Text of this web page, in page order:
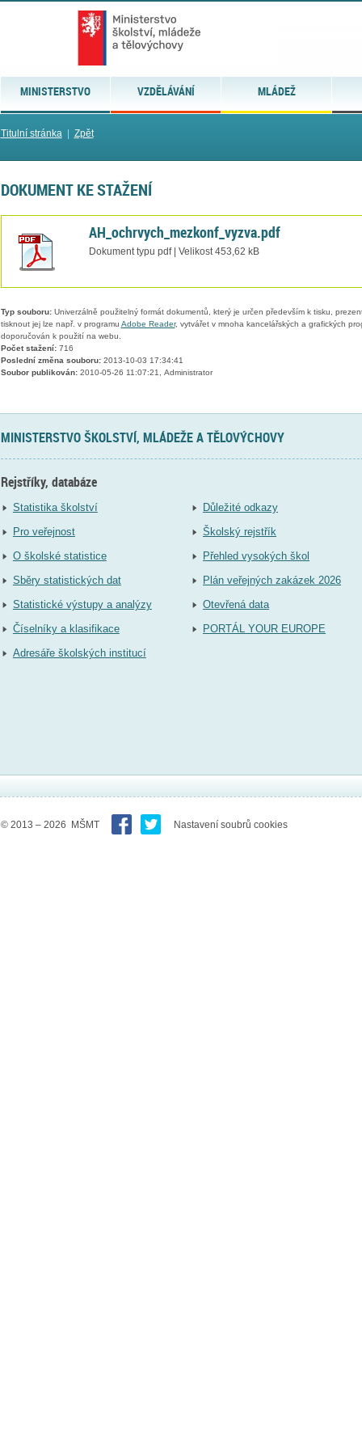
MINISTERSTVO VZDĚLÁVÁNÍ MLÁDEŽ
Titulní stránka| Zpět
DOKUMENT KE STAŽENÍ
AH_ochrvych_mezkonf_vyzva.pdf
Dokument typu pdf | Velikost 453,62 kB
Typ souboru:Univerzálně použitelný formát dokumentů, který je určen především k tisku,
tisknout jej lze např. v programu Adobe Reader, vytvářet v mnoha kancelářských a grafických
doporučován k použití na webu.
Počet stažení:716
Poslední změna souboru:2013-10-03 17:34:41
Soubor publikován:2010-05-26 11:07:21, Administrator
MINISTERSTVO ŠKOLSTVÍ, MLÁDEŽE A TĚLOVÝCHOVY
Rejstříky, databáze
Statistika školství
Pro veřejnost
O školské statistice
Sběry statistických dat
Statistické výstupy a analýzy
Číselníky a klasifikace
Adresáře školských institucí
Důležité odkazy
Školský rejstřík
Přehled vysokých škol
Plán veřejných zakázek 2026
Otevřená data
PORTÁL YOUR EUROPE
© 2013 – 2026 MŠMT Nastavení soubrů cookies